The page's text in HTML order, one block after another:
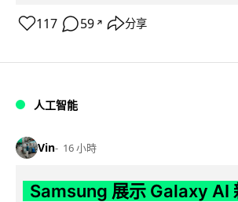
117 59 ↗ 分享
人工智能
Vin 16 小時
Samsung 展示 Galaxy AI